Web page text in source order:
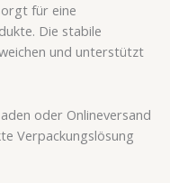
für eine
Die stabile
und unterstützt
oder Onlineversand
Verpackungslösung